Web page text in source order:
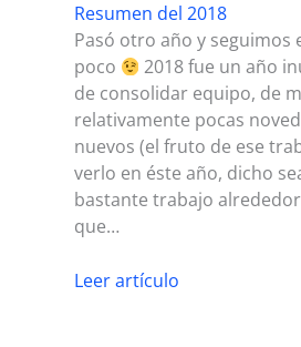
Resumen del 2018
Pasó otro año y seguimos
poco
2018 fue un año
de consolidar equipo, de
relativamente pocas
nuevos (el fruto de ese
verlo en éste año, dicho
bastante trabajo
que…
Leer artículo